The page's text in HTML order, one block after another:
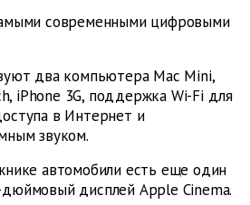
современными цифровыми
два компьютера Mac Mini,
iPhone 3G, поддержка Wi-Fi для
в Интернет и
звуком.
автомобили есть еще один
дисплей Apple Cinema.